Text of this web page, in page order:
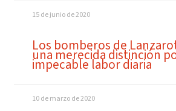
15 de junio de 2020
Los bomberos de
una merecida distinción
impecable labor diaria
10 de marzo de 2020